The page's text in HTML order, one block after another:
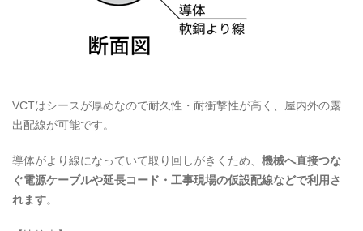
VCTはシースが厚めなので耐久性・耐衝撃性が高く、屋内外の露
出配線が可能です。
導体がより線になっていて取り回しがきくため、 機械へ直接つな
ぐ電源ケーブルや延長コード・工事現場の仮設配線などで利用さ
れます。